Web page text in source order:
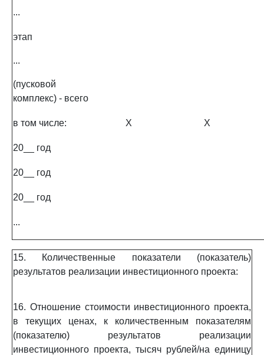
...
этап
...
(пусковой
комплекс) - всего
в том числе: X X
20__ год
20__ год
20__ год
...
15. Количественные показатели (показатель)
результатов реализации инвестиционного проекта:
16. Отношение стоимости инвестиционного проекта,
в текущих ценах, к количественным показателям
(показателю) результатов реализации
инвестиционного проекта, тысяч рублей/на единицу